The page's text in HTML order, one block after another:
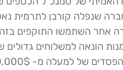
שנפלה קורבן לתרמית
במקרה אחר השתמשו התוקפים
הונאה למשלוחים